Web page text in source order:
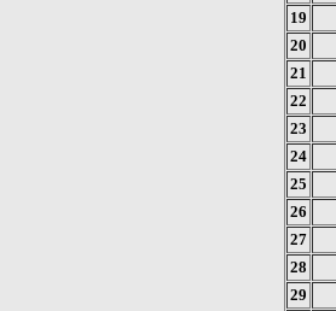
19
20
21
22
23
24
25
26
27
28
29